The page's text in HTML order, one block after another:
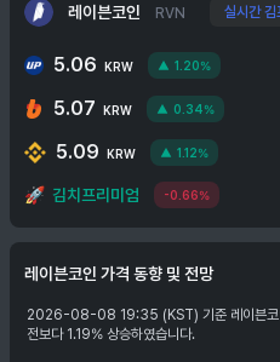
레이븐코인 RVN 실시간 김
5.06 KRW 1.20%
5.07 KRW 0.34%
5.09 KRW 1.12%
🚀 김치프리미엄 -0.66%
레이븐코인 가격 동향 및 전망
2026-08-08 19:35 (KST) 기준 레이븐코
전보다 1.19% 상승하였습니다.